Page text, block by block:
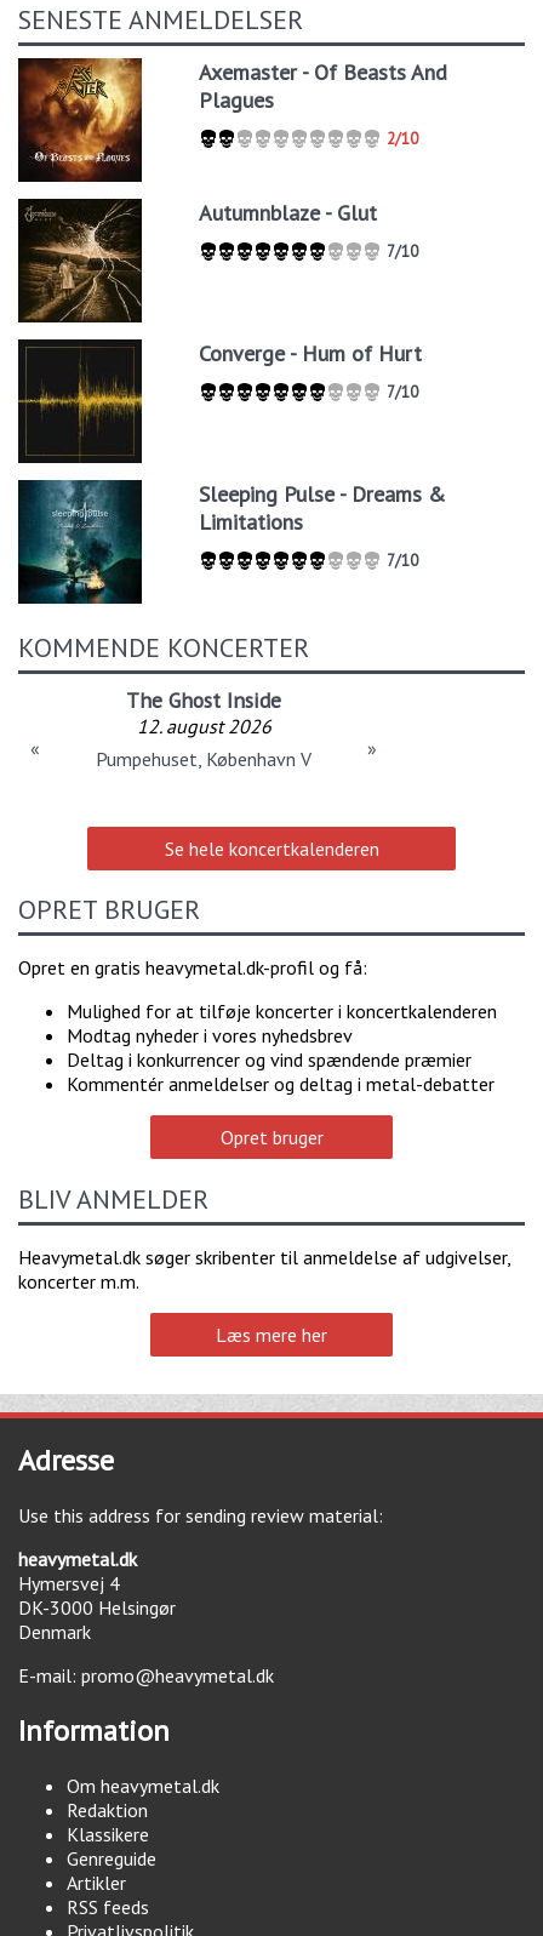
SENESTE ANMELDELSER
Axemaster - Of Beasts And
Plagues
2/10
Autumnblaze - Glut
7/10
Converge - Hum of Hurt
7/10
Sleeping Pulse - Dreams &
Limitations
7/10
KOMMENDE KONCERTER
The Ghost Inside
12. august 2026
Pumpehuset, København V
« »
Se hele koncertkalenderen
OPRET BRUGER
Opret en gratis heavymetal.dk-profil og få:
Mulighed for at tilføje koncerter i koncertkalenderen
Modtag nyheder i vores nyhedsbrev
Deltag i konkurrencer og vind spændende præmier
Kommentér anmeldelser og deltag i metal-debatter
Opret bruger
BLIV ANMELDER
Heavymetal.dk søger skribenter til anmeldelse af udgivelser,
koncerter m.m.
Læs mere her
Adresse
Use this address for sending review material:
heavymetal.dk
Hymersvej 4
DK-3000 Helsingør
Denmark
E-mail: promo@heavymetal.dk
Information
Om heavymetal.dk
Redaktion
Klassikere
Genreguide
Artikler
RSS feeds